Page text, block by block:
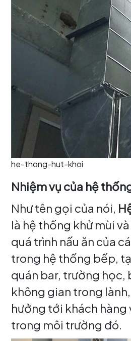
he-thong-hut-khoi
Nhiệm vụ của hệ
Như tên gọi của nói,
là hệ thống khử mùi
quá trình nấu ăn của
trong hệ thống bếp,
quán bar, trường học,
không gian trong
hưởng tới khách hàng
trong môi trường đó.